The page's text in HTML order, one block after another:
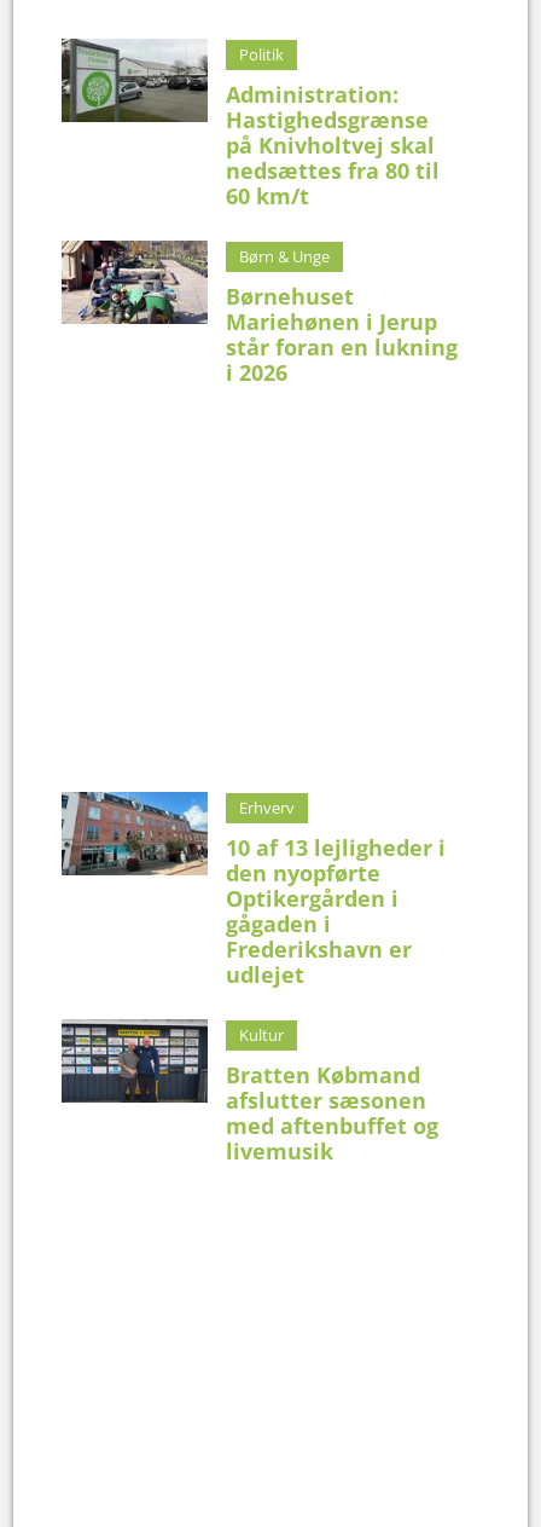
Politik
Administration:
Hastighedsgrænse
på Knivholtvej skal
nedsættes fra 80 til
60 km/t
Børn & Unge
Børnehuset
Mariehønen i Jerup
står foran en lukning
i 2026
Erhverv
10 af 13 lejligheder i
den nyopførte
Optikergården i
gågaden i
Frederikshavn er
udlejet
Kultur
Bratten Købmand
afslutter sæsonen
med aftenbuffet og
livemusik